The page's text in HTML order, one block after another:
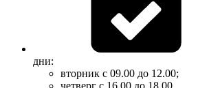
дни:
вторник с 09.00 до 12.00;